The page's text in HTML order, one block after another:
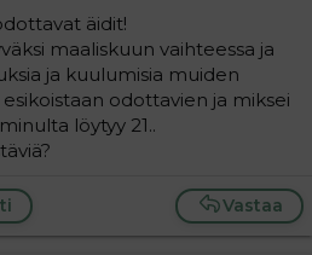
äidit!
maaliskuun vaihteessa ja
ja kuulumisia muiden
esikoistaan odottavien ja miksei
löytyy 21..
Vastaa